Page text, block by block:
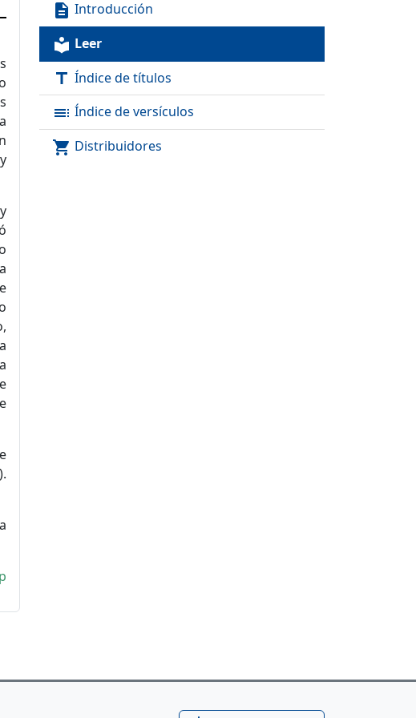
.
description Introducción
local_library Leer
title Índice de títulos
toc Índice de versículos
shopping_cart Distribuidores